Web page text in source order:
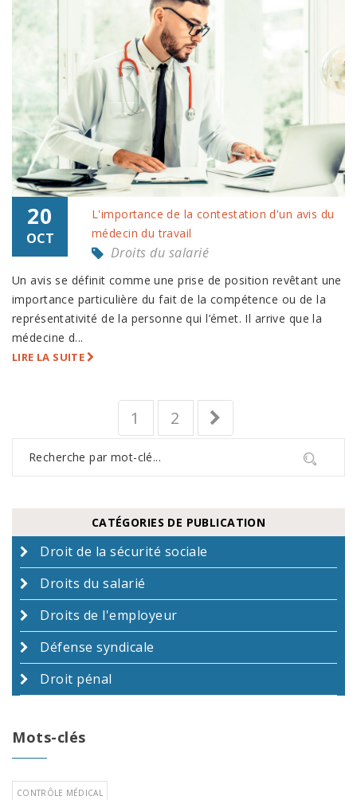
20
OCT
L'importance de la contestation d'un avis du
médecin du travail
Droits du salarié
Un avis se définit comme une prise de position revêtant une
importance particulière du fait de la compétence ou de la
représentativité de la personne qui l’émet. Il arrive que la
médecine d...
LIRE LA SUITE
1 2
CATÉGORIES DE PUBLICATION
Droit de la sécurité sociale
Droits du salarié
Droits de l'employeur
Défense syndicale
Droit pénal
Mots-clés
CONTRÔLE MÉDICAL